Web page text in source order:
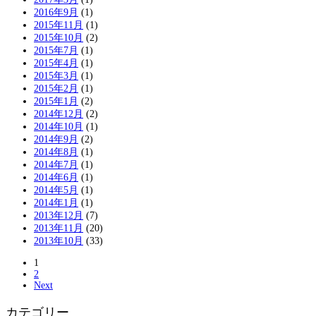
2016年9月 (1)
2015年11月 (1)
2015年10月 (2)
2015年7月 (1)
2015年4月 (1)
2015年3月 (1)
2015年2月 (1)
2015年1月 (2)
2014年12月 (2)
2014年10月 (1)
2014年9月 (2)
2014年8月 (1)
2014年7月 (1)
2014年6月 (1)
2014年5月 (1)
2014年1月 (1)
2013年12月 (7)
2013年11月 (20)
2013年10月 (33)
1
2
Next
カテゴリー